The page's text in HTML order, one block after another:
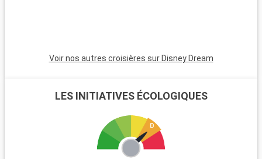
Voir nos autres croisières sur Disney Dream
LES INITIATIVES ÉCOLOGIQUES